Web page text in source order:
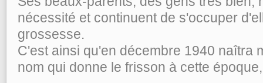
nécessité et continuent de s'occuper
grossesse.
C'est ainsi qu'en décembre 1940 naîtra
nom qui donne le frisson à cette